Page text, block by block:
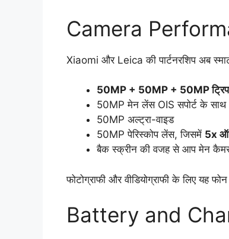
Camera
Xiaomi और Leica की पार्टनरशिप अब
50MP + 50MP + 50MP
50MP मेन लेंस OIS सपोर्ट के साथ
50MP अल्ट्रा-वाइड
50MP पेरिस्कोप लेंस, जिसमें 5x
बैक स्क्रीन की वजह से आप मेन
फोटोग्राफी और वीडियोग्राफी के लिए यह
Battery and